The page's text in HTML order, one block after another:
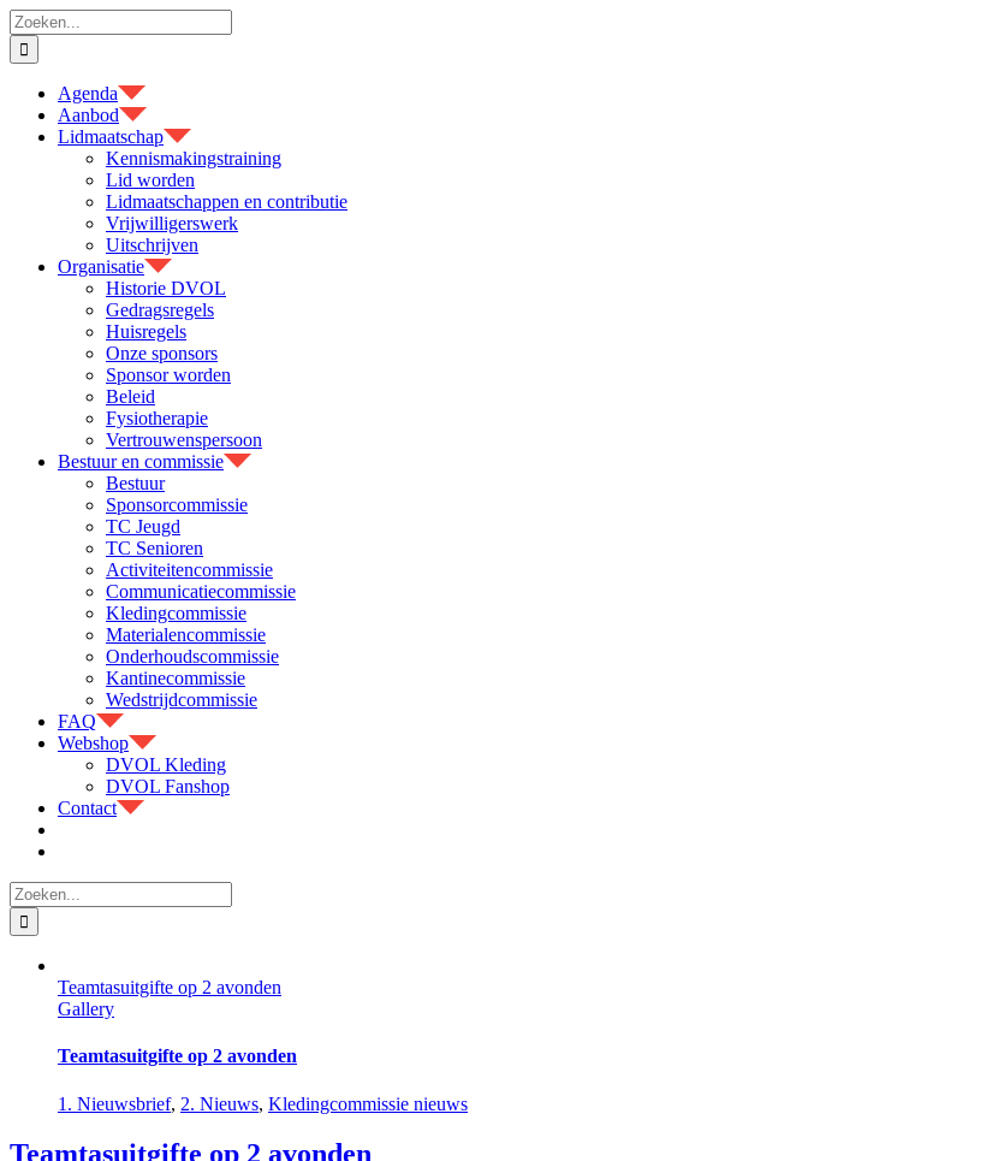
Ga
naar
inhoud
Zoeken
naar:
Agenda
Aanbod
Lidmaatschap
Kennismakingstraining
Lid worden
Lidmaatschappen en contributie
Vrijwilligerswerk
Uitschrijven
Organisatie
Historie DVOL
Gedragsregels
Huisregels
Onze sponsors
Sponsor worden
Beleid
Fysiotherapie
Vertrouwenspersoon
Bestuur en commissie
Bestuur
Sponsorcommissie
TC Jeugd
TC Senioren
Activiteitencommissie
Communicatiecommissie
Kledingcommissie
Materialencommissie
Onderhoudscommissie
Kantinecommissie
Wedstrijdcommissie
FAQ
Webshop
DVOL Kleding
DVOL Fanshop
Contact
Zoeken
naar:
Teamtasuitgifte op 2 avonden
Gallery
Teamtasuitgifte op 2 avonden
1. Nieuwsbrief, 2. Nieuws, Kledingcommissie nieuws
Teamtasuitgifte op 2 avonden